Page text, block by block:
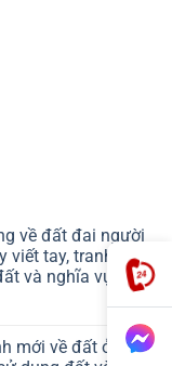
về đất đai người
tay, tranh chấp
và nghĩa vụ tài
mới về đất ở, đất